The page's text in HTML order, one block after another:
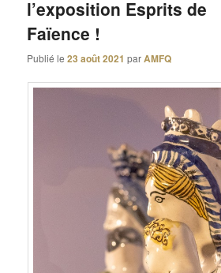
l’exposition Esprits de
Faïence !
Publié le23 août 2021 parAMFQ